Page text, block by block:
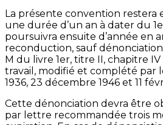
La présente convention restera
une durée d’un an à dater du
poursuivra ensuite d’année en
reconduction, sauf dénonciation
M du livre 1er, titre II, chapitre
travail, modifié et complété par
1936, 23 décembre 1946 et 11
Cette dénonciation devra être
par lettre recommandée trois